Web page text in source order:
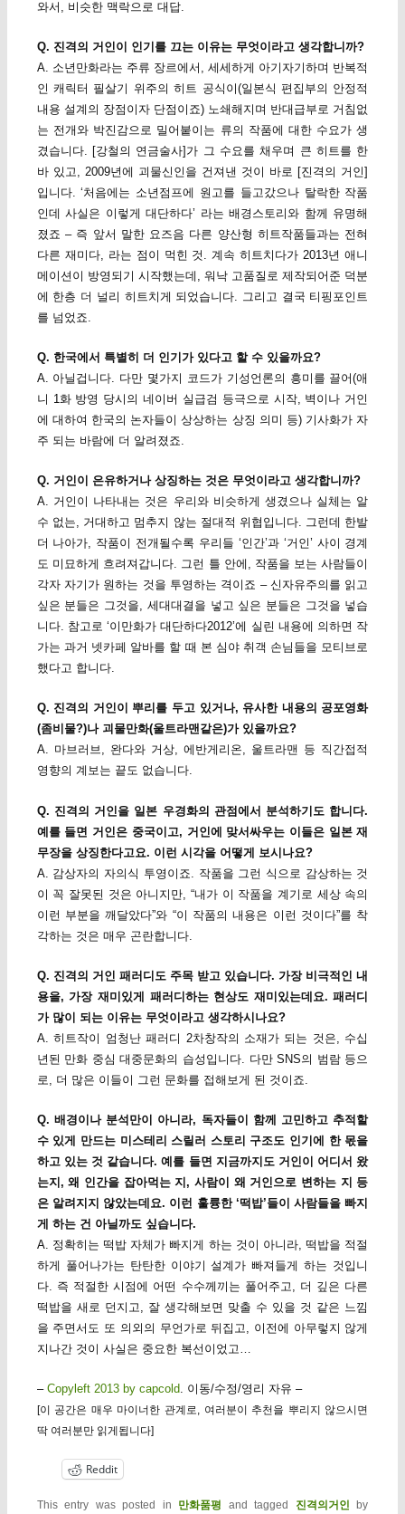
와서, 비슷한 맥락으로 대답.
Q. 진격의 거인이 인기를 끄는 이유는 무엇이라고 생각합니까?
A. 소년만화라는 주류 장르에서, 세세하게 아기자기하며 반복적
인 캐릭터 필살기 위주의 히트 공식이(일본식 편집부의 안정적
내용 설계의 장점이자 단점이죠) 노쇄해지며 반대급부로 거침없
는 전개와 박진감으로 밀어붙이는 류의 작품에 대한 수요가 생
겼습니다. [강철의 연금술사]가 그 수요를 채우며 큰 히트를 한
바 있고, 2009년에 괴물신인을 건져낸 것이 바로 [진격의 거인]
입니다. ‘처음에는 소년점프에 원고를 들고갔으나 탈락한 작품
인데 사실은 이렇게 대단하다’ 라는 배경스토리와 함께 유명해
졌죠 – 즉 앞서 말한 요즈음 다른 양산형 히트작품들과는 전혀
다른 재미다, 라는 점이 먹힌 것. 계속 히트치다가 2013년 애니
메이션이 방영되기 시작했는데, 워낙 고품질로 제작되어준 덕분
에 한층 더 널리 히트치게 되었습니다. 그리고 결국 티핑포인트
를 넘었죠.
Q. 한국에서 특별히 더 인기가 있다고 할 수 있을까요?
A. 아닐겁니다. 다만 몇가지 코드가 기성언론의 흥미를 끌어(애
니 1화 방영 당시의 네이버 실급검 등극으로 시작, 벽이나 거인
에 대하여 한국의 논자들이 상상하는 상징 의미 등) 기사화가 자
주 되는 바람에 더 알려졌죠.
Q. 거인이 은유하거나 상징하는 것은 무엇이라고 생각합니까?
A. 거인이 나타내는 것은 우리와 비슷하게 생겼으나 실체는 알
수 없는, 거대하고 멈추지 않는 절대적 위협입니다. 그런데 한발
더 나아가, 작품이 전개될수록 우리들 ‘인간’과 ‘거인’ 사이 경계
도 미묘하게 흐려져갑니다. 그런 틀 안에, 작품을 보는 사람들이
각자 자기가 원하는 것을 투영하는 격이죠 – 신자유주의를 읽고
싶은 분들은 그것을, 세대대결을 넣고 싶은 분들은 그것을 넣습
니다. 참고로 ‘이만화가 대단하다2012’에 실린 내용에 의하면 작
가는 과거 넷카페 알바를 할 때 본 심야 취객 손님들을 모티브로
했다고 합니다.
Q. 진격의 거인이 뿌리를 두고 있거나, 유사한 내용의 공포영화
(좀비물?)나 괴물만화(울트라맨같은)가 있을까요?
A. 마브러브, 완다와 거상, 에반게리온, 울트라맨 등 직간접적
영향의 계보는 끝도 없습니다.
Q. 진격의 거인을 일본 우경화의 관점에서 분석하기도 합니다.
예를 들면 거인은 중국이고, 거인에 맞서싸우는 이들은 일본 재
무장을 상징한다고요. 이런 시각을 어떻게 보시나요?
A. 감상자의 자의식 투영이죠. 작품을 그런 식으로 감상하는 것
이 꼭 잘못된 것은 아니지만, “내가 이 작품을 계기로 세상 속의
이런 부분을 깨달았다”와 “이 작품의 내용은 이런 것이다”를 착
각하는 것은 매우 곤란합니다.
Q. 진격의 거인 패러디도 주목 받고 있습니다. 가장 비극적인 내
용을, 가장 재미있게 패러디하는 현상도 재미있는데요. 패러디
가 많이 되는 이유는 무엇이라고 생각하시나요?
A. 히트작이 엄청난 패러디 2차창작의 소재가 되는 것은, 수십
년된 만화 중심 대중문화의 습성입니다. 다만 SNS의 범람 등으
로, 더 많은 이들이 그런 문화를 접해보게 된 것이죠.
Q. 배경이나 분석만이 아니라, 독자들이 함께 고민하고 추적할
수 있게 만드는 미스테리 스릴러 스토리 구조도 인기에 한 몫을
하고 있는 것 같습니다. 예를 들면 지금까지도 거인이 어디서 왔
는지, 왜 인간을 잡아먹는 지, 사람이 왜 거인으로 변하는 지 등
은 알려지지 않았는데요. 이런 훌륭한 ‘떡밥’들이 사람들을 빠지
게 하는 건 아닐까도 싶습니다.
A. 정확히는 떡밥 자체가 빠지게 하는 것이 아니라, 떡밥을 적절
하게 풀어나가는 탄탄한 이야기 설계가 빠져들게 하는 것입니
다. 즉 적절한 시점에 어떤 수수께끼는 풀어주고, 더 깊은 다른
떡밥을 새로 던지고, 잘 생각해보면 맞출 수 있을 것 같은 느낌
을 주면서도 또 의외의 무언가로 뒤집고, 이전에 아무렇지 않게
지나간 것이 사실은 중요한 복선이었고…
– Copyleft 2013 by capcold . 이동/수정/영리 자유 –
[이 공간은 매우 마이너한 관계로, 여러분이 추천을 뿌리지 않으시면
딱 여러분만 읽게됩니다]
Reddit
This entry was posted in 만화품평 and tagged 진격의거인 by